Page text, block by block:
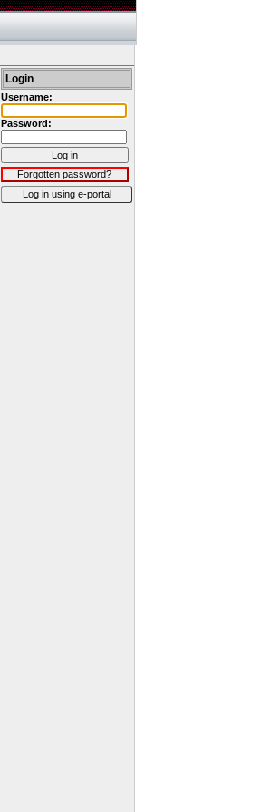
Login
Username:
Password:
Log in
Forgotten password?
Log in using e-portal